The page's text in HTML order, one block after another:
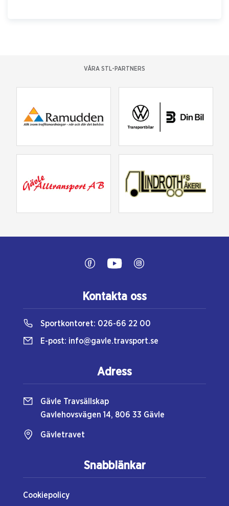
VÅRA STL-PARTNERS
Snabblänkar
Cookiepolicy
Kontakta oss
Sportkontoret: 026-66 22 00
E-post: info@gavle.travsport.se
Adress
Gävle Travsällskap
Gavlehovsvägen 14, 806 33 Gävle
Gävletravet